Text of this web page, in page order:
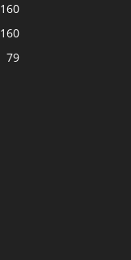
160
160
79